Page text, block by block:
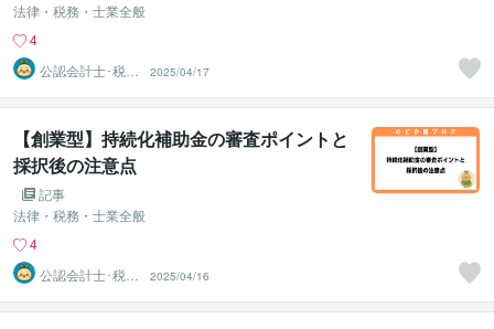
法律・税務・士業全般
4
公認会計士･税理
士･行政書士 の
どか屋
2025/04/17
【創業型】持続化補助金の審査ポイントと
採択後の注意点
記事
法律・税務・士業全般
4
公認会計士･税理
士･行政書士 の
どか屋
2025/04/16